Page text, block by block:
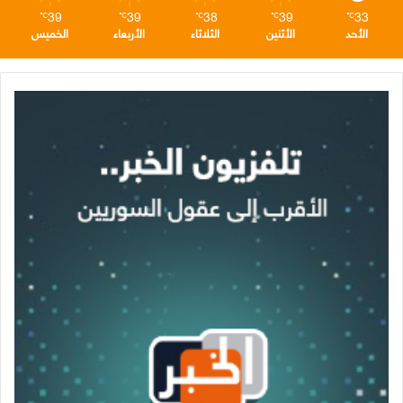
33
℃
الأحد
39
℃
الأثنين
38
℃
الثلاثاء
39
℃
الأربعاء
39
℃
الخميس